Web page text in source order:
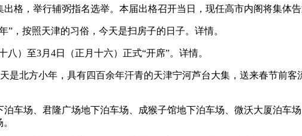
，举行辅弼指名选举。本届出格召开当日，现任高市内阁将集体告
按照天津的习俗，今天是扫房子的日子。详情。
）至3月4日（正月十六）正式“开席”。详情。
北方小年，具有四百余年汗青的天津宁河芦台大集，送来春节前客
场、君隆广场地下泊车场、成猴子馆地下泊车场、微沃大厦泊车